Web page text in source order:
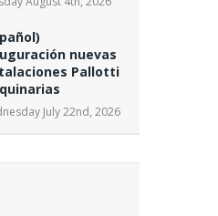
nuevas
Pallotti
July 22nd, 2026